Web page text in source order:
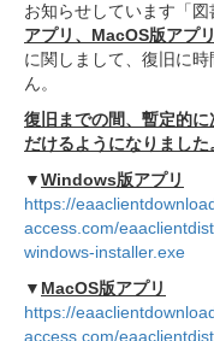
お知らせしています「
アプリ、MacOS版アプ
に関しまして、復旧に
ん。
復旧までの間、暫定的
だけるようになりました
▼Windows版アプリ
https://
access.com/
windows-installer.exe
▼ MacOS版アプリ
https://
access.com/